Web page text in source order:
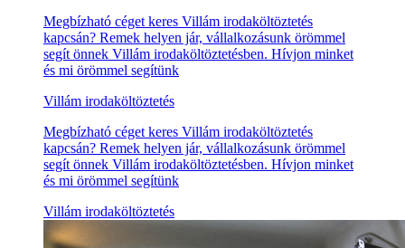
Megbízható céget keres Villám irodaköltöztetés
kapcsán? Remek helyen jár, vállalkozásunk örömmel
segít önnek Villám irodaköltöztetésben. Hívjon minket
és mi örömmel segítünk
Villám irodaköltöztetés
Megbízható céget keres Villám irodaköltöztetés
kapcsán? Remek helyen jár, vállalkozásunk örömmel
segít önnek Villám irodaköltöztetésben. Hívjon minket
és mi örömmel segítünk
Villám irodaköltöztetés